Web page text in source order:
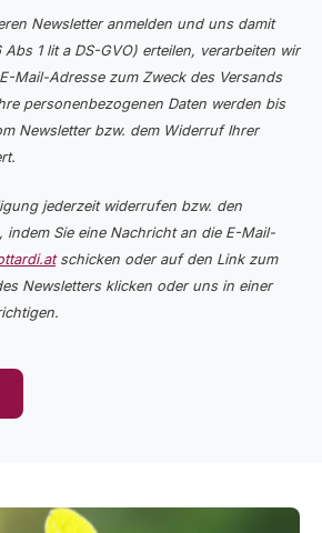
Newsletter anmelden und uns damit
1 lit a DS-GVO) erteilen, verarbeiten wir
Mail-Adresse zum Zweck des Versands
personenbezogenen Daten werden bis
Newsletter bzw. dem Widerruf Ihrer
jederzeit widerrufen bzw. den
indem Sie eine Nachricht an die E-Mail-
schicken oder auf den Link zum
Newsletters klicken oder uns in einer